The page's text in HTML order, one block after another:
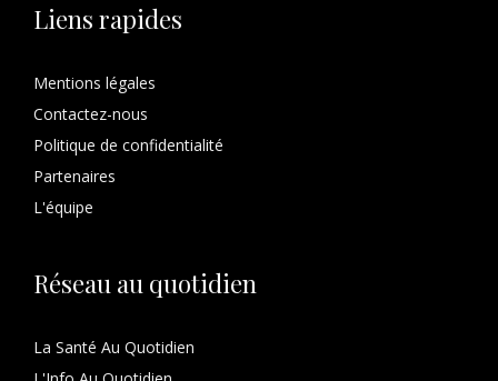
Liens rapides
Mentions légales
Contactez-nous
Politique de confidentialité
Partenaires
L'équipe
Réseau au quotidien
La Santé Au Quotidien